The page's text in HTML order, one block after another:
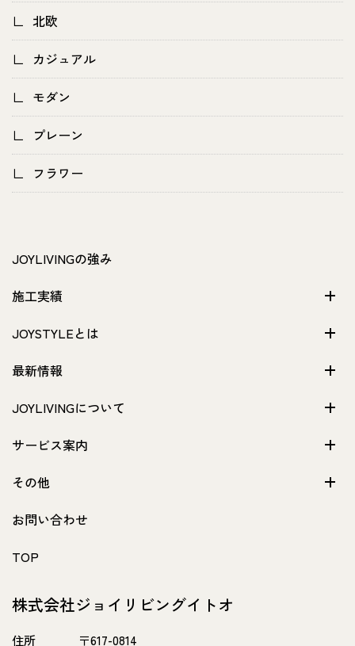
北欧
カジュアル
モダン
プレーン
フラワー
JOYLIVINGの強み
施工実績
JOYSTYLEとは
最新情報
JOYLIVINGについて
サービス案内
その他
お問い合わせ
TOP
株式会社ジョイリビングイトオ
住所 〒617-0814